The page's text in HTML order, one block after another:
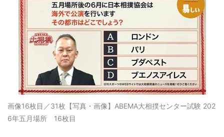
画像16枚目／31枚 【写真・画像】ABEMA大相撲センター試験 202
6年五月場所 16枚目